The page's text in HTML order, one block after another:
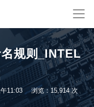
规则_INTEL
11:03 浏览：15,914 次